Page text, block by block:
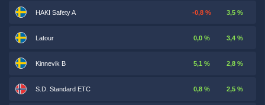
HAKI Safety A -0,8 % 3,5 %
Latour 0,0 % 3,4 %
Kinnevik B 5,1 % 2,8 %
S.D. Standard ETC 0,8 % 2,5 %